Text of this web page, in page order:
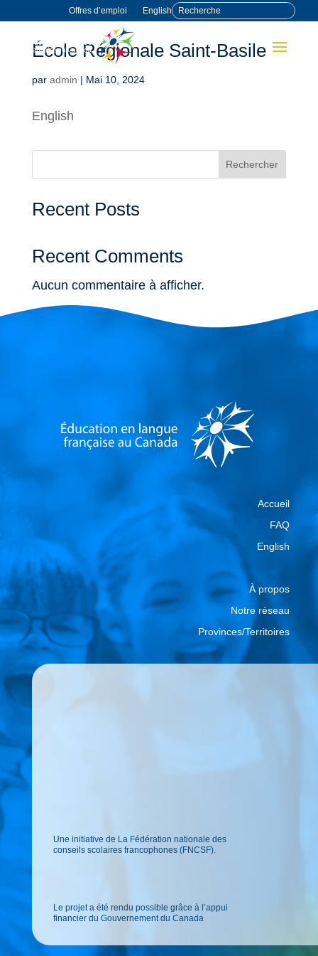
Offres d’emploi English
École Régionale Saint-Basile
par admin | Mai 10, 2024
English
Rechercher
Recent Posts
Recent Comments
Aucun commentaire à afficher.
Accueil
FAQ
English
À propos
Notre réseau
Provinces/Territoires
Une initiative de La Fédération nationale des
conseils scolaires francophones (FNCSF).
Le projet a été rendu possible grâce à l’appui
financier du Gouvernement du Canada